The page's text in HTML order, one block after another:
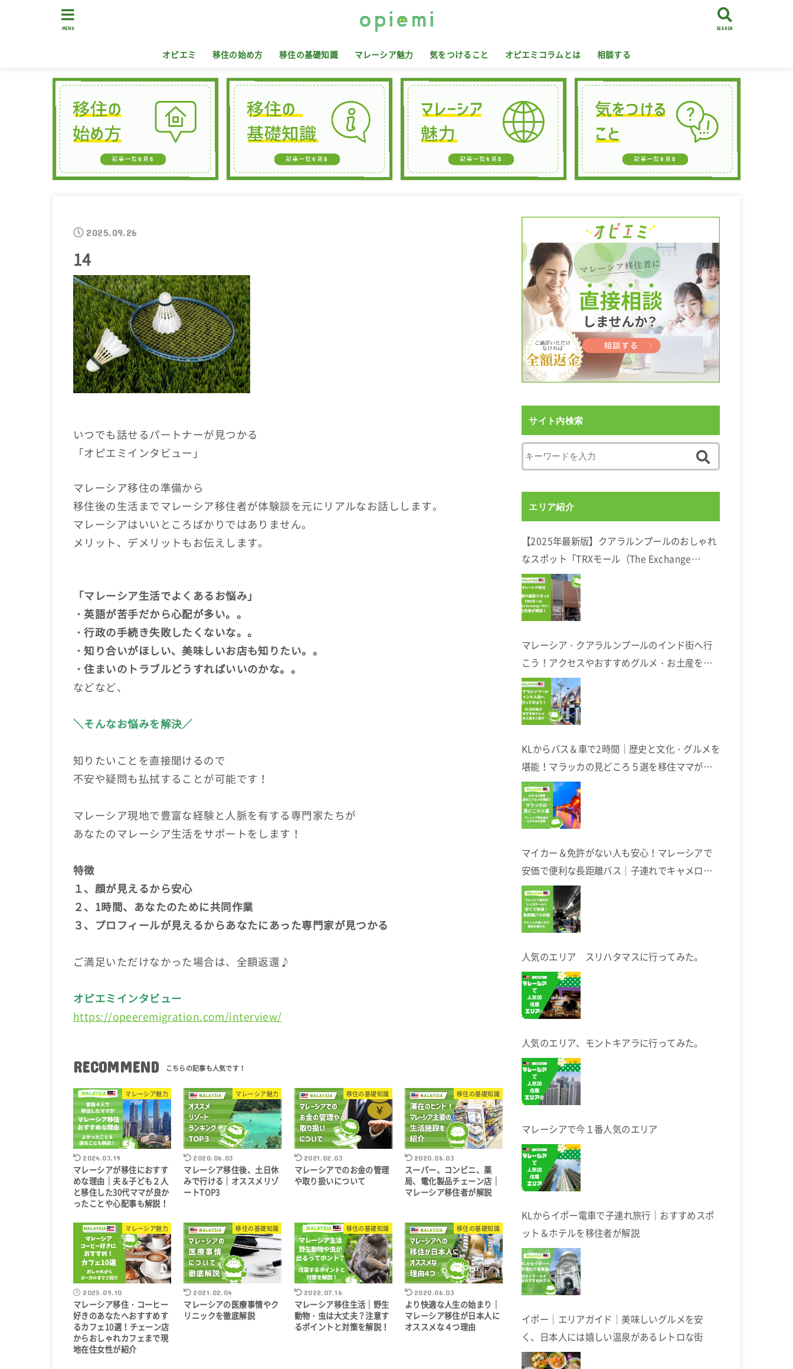
オピエミ 移住の始め方 移住の基礎知識 マレーシア魅力 気をつけること オピエミコラムとは 相談する
SEARCH
MENU
2025.09.26
14
いつでも話せるパートナーが見つかる
「オピエミインタビュー」
マレーシア移住の準備から
移住後の生活までマレーシア移住者が体験談を元にリアルなお話しします。
マレーシアはいいところばかりではありません。
メリット、デメリットもお伝えします。
「マレーシア生活でよくあるお悩み」
・英語が苦手だから心配が多い。。
・行政の手続き失敗したくないな。。
・知り合いがほしい、美味しいお店も知りたい。。
・住まいのトラブルどうすればいいのかな。。
などなど、
＼そんなお悩みを解決／
知りたいことを直接聞けるので
不安や疑問も払拭することが可能です！
マレーシア現地で豊富な経験と人脈を有する専門家たちが
あなたのマレーシア生活をサポートをします！
特徴
１、顔が見えるから安心
２、1時間、あなたのために共同作業
３、プロフィールが見えるからあなたにあった専門家が見つかる
ご満足いただけなかった場合は、全額返還♪
オピエミインタビュー
https://opeeremigration.com/interview/
RECOMMEND
マレーシア魅力
2024.03.19
マレーシアが移住におすす
めな理由｜夫＆子ども２人
と移住した30代ママが良か
ったことや心配事も解説！
マレーシア魅力
2020.06.03
マレーシア移住後、土日休
みで行ける｜オススメリゾ
ートTOP3
移住の基礎知識
2021.02.03
マレーシアでのお金の管理
や取り扱いについて
移住の基礎知識
2020.06.03
スーパー、コンビニ、薬
局、電化製品チェーン店｜
マレーシア移住者が解説
マレーシア魅力
2025.09.10
マレーシア移住・コーヒー
好きのあなたへおすすめす
るカフェ10選！チェーン店
からおしゃれカフェまで現
地在住女性が紹介
移住の基礎知識
2021.02.04
マレーシアの医療事情やク
リニックを徹底解説
移住の基礎知識
2022.07.16
マレーシア移住生活｜野生
動物・虫は大丈夫？注意す
るポイントと対策を解説！
移住の基礎知識
2020.06.03
より快適な人生の始まり｜
マレーシア移住が日本人に
オススメな４つ理由
サイト内検索
エリア紹介
【2025年最新版】クアラルンプールのおしゃれ
なスポット「TRXモール（The Exchange
TRX）」完全ガイド
マレーシア・クアラルンプールのインド街へ行
こう！アクセスやおすすめグルメ・お土産を在
住者が解説します
KLからバス＆車で2時間｜歴史と文化・グルメを
堪能！マラッカの見どころ５選を移住ママが解
説
マイカー＆免許がない人も安心！マレーシアで
安価で便利な長距離バス｜子連れでキャメロン
ハイランドへ
人気のエリア スリハタマスに行ってみた。
人気のエリア、モントキアラに行ってみた。
マレーシアで今１番人気のエリア
KLからイポー電車で子連れ旅行｜おすすめスポ
ット＆ホテルを移住者が解説
イポー｜エリアガイド｜美味しいグルメを安
く、日本人には嬉しい温泉があるレトロな街